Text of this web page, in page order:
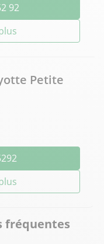
92
Petite
fréquentes